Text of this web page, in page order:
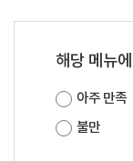
해당 메뉴
아주 만족
불만